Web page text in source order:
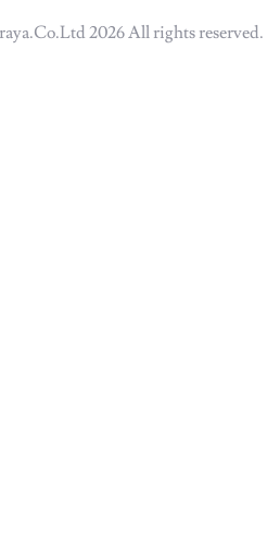
2026 All rights reserved.